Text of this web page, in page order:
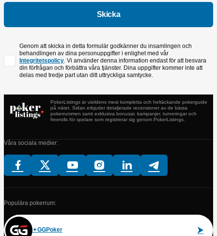
Genom att skicka in detta formulär godkänner du insamlingen och
behandlingen av dina personuppgifter i enlighet med vår
Integritetspolicy. Vi använder denna information endast för att besvara
din förfrågan och förbättra våra tjänster. Dina uppgifter kommer inte att
delas med tredje part utan ditt uttryckliga samtycke.
PokerListings är världens mest kompletta och heltäckande pokerguide
på nätet. Sidan erbjuder detaljerade recensioner av de bästa
pokerrummen samt exklusiva bonusar, kampanjer, turneringar och
freerolls för spelare som registrerar sig genom PokerListings.
Våra sociala medier:
Populära pokerrum:
GGPoker